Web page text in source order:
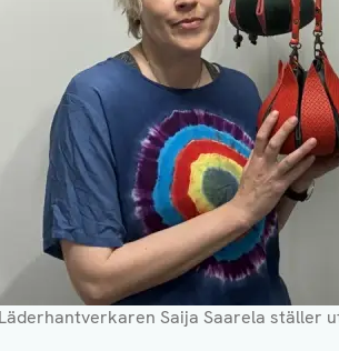
Läderhantverkaren Saija Saarela ställer